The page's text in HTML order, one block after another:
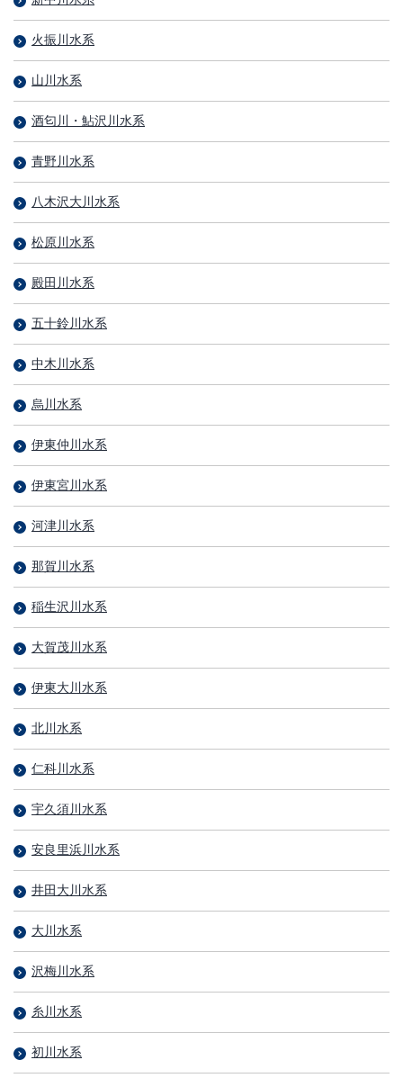
火振川水系
山川水系
酒匂川・鮎沢川水系
青野川水系
八木沢大川水系
松原川水系
殿田川水系
五十鈴川水系
中木川水系
烏川水系
伊東仲川水系
伊東宮川水系
河津川水系
那賀川水系
稲生沢川水系
大賀茂川水系
伊東大川水系
北川水系
仁科川水系
宇久須川水系
安良里浜川水系
井田大川水系
大川水系
沢梅川水系
糸川水系
初川水系